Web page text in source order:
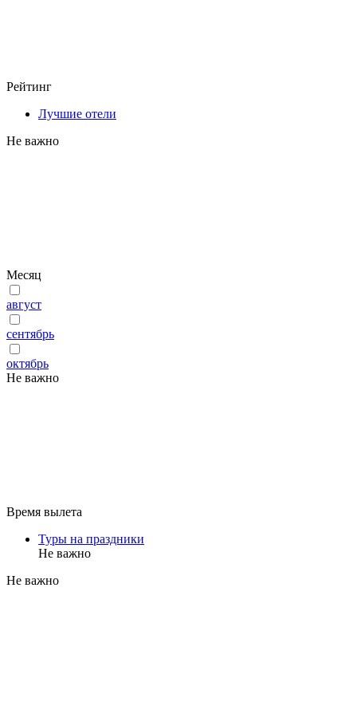
Рейтинг
Лучшие отели
Не важно
Месяц
август
сентябрь
октябрь
Не важно
Время вылета
Туры на праздники
Не важно
Не важно